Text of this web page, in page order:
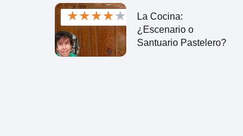
★★★★★
La Cocina:
¿Escenario o
Santuario Pastelero?